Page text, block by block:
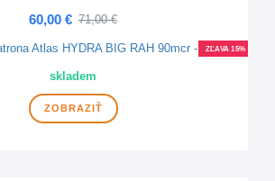
60,00 € 71,00 €
ZĽAVA 15%
skladem
ZOBRAZIŤ